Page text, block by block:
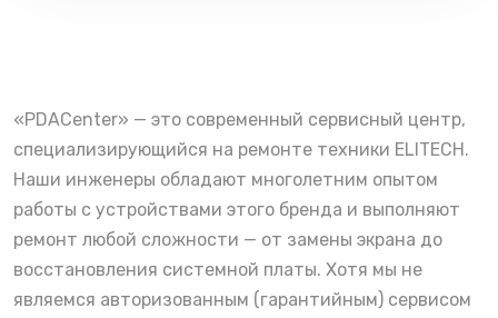
«PDACenter» — это современный сервисный центр,
специализирующийся на ремонте техники ELITECH.
Наши инженеры обладают многолетним опытом
работы с устройствами этого бренда и выполняют
ремонт любой сложности — от замены экрана до
восстановления системной платы. Хотя мы не
являемся авторизованным (гарантийным) сервисом